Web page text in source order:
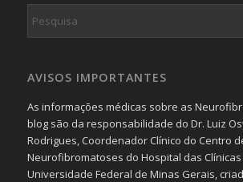
AVISOS IMPORTANTES
As informações médicas sobre as
blog são da responsabilidade do Dr. Luiz
Rodrigues, Coordenador Clínico do Centro
Neurofibromatoses do Hospital das
Universidade Federal de Minas Gerais,